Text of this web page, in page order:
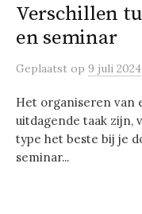
Verschillen
en seminar
Geplaatst op 9 juli 2024
Het organiseren van
uitdagende taak zijn,
type het beste bij je
seminar...